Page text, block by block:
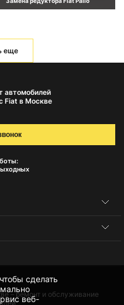
еще
сделать
веб-
автомобилей
Fiat в Москве
– ремонт и обслуживание